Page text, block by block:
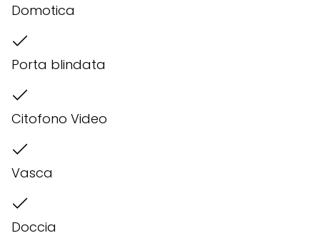
Domotica
Porta blindata
Citofono Video
Vasca
Doccia